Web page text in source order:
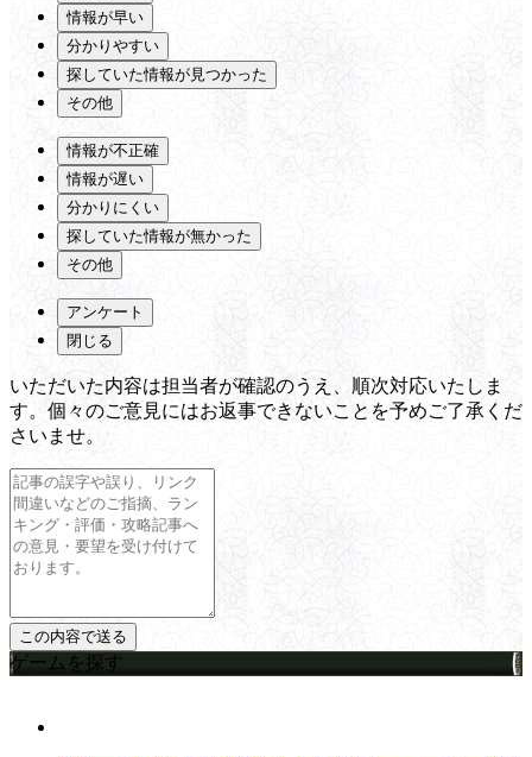
情報が早い
分かりやすい
探していた情報が見つかった
その他
情報が不正確
情報が遅い
分かりにくい
探していた情報が無かった
その他
アンケート
閉じる
いただいた内容は担当者が確認のうえ、順次対応いたしま
す。個々のご意見にはお返事できないことを予めご了承くだ
さいませ。
ゲームを探す